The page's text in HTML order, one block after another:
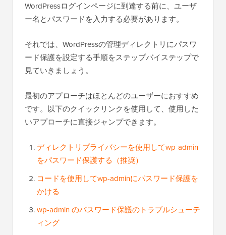
WordPressログインページに到達する前に、ユーザ
ー名とパスワードを入力する必要があります。
それでは、WordPressの管理ディレクトリにパスワ
ード保護を設定する手順をステップバイステップで
見ていきましょう。
最初のアプローチはほとんどのユーザーにおすすめ
です。以下のクイックリンクを使用して、使用した
いアプローチに直接ジャンプできます。
ディレクトリプライバシーを使用してwp-admin
をパスワード保護する（推奨）
コードを使用してwp-adminにパスワード保護を
かける
wp-admin のパスワード保護のトラブルシューテ
ィング